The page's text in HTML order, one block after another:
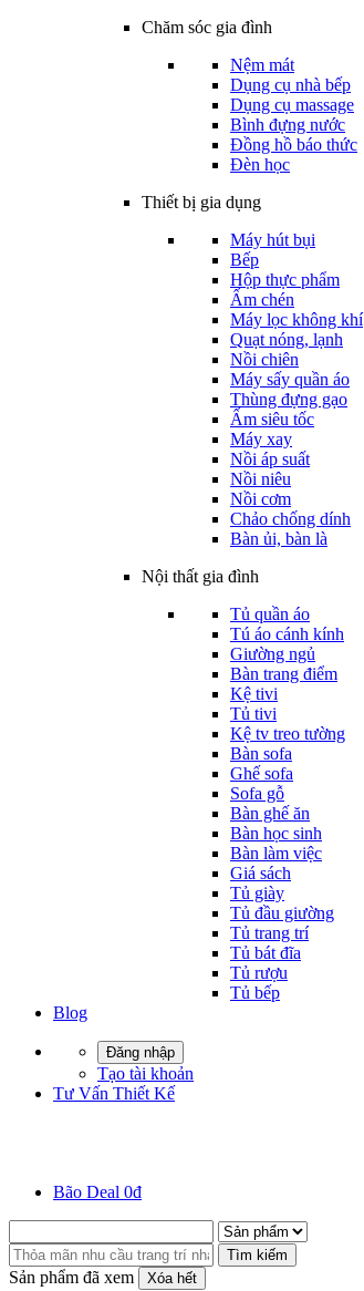
Chăm sóc gia đình
Nệm mát
Dụng cụ nhà bếp
Dụng cụ massage
Bình đựng nước
Đồng hồ báo thức
Đèn học
Thiết bị gia dụng
Máy hút bụi
Bếp
Hộp thực phẩm
Ấm chén
Máy lọc không khí
Quạt nóng, lạnh
Nồi chiên
Máy sấy quần áo
Thùng đựng gạo
Ấm siêu tốc
Máy xay
Nồi áp suất
Nồi niêu
Nồi cơm
Chảo chống dính
Bàn ủi, bàn là
Nội thất gia đình
Tủ quần áo
Tú áo cánh kính
Giường ngủ
Bàn trang điểm
Kệ tivi
Tủ tivi
Kệ tv treo tường
Bàn sofa
Ghế sofa
Sofa gỗ
Bàn ghế ăn
Bàn học sinh
Bàn làm việc
Giá sách
Tủ giày
Tủ đầu giường
Tủ trang trí
Tủ bát đĩa
Tủ rượu
Tủ bếp
Blog
Đăng nhập
Tạo tài khoản
Tư Vấn Thiết Kế
Bão Deal 0đ
Tìm kiếm
Sản phẩm đã xem Xóa hết